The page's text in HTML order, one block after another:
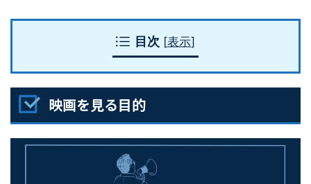
目次 [表示]
映画を見る目的